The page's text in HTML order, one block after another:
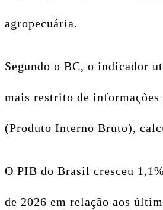
agropecuária.
Segundo o BC, o indicador
mais restrito de informações
(Produto Interno Bruto),
O PIB do Brasil cresceu
de 2026 em relação aos